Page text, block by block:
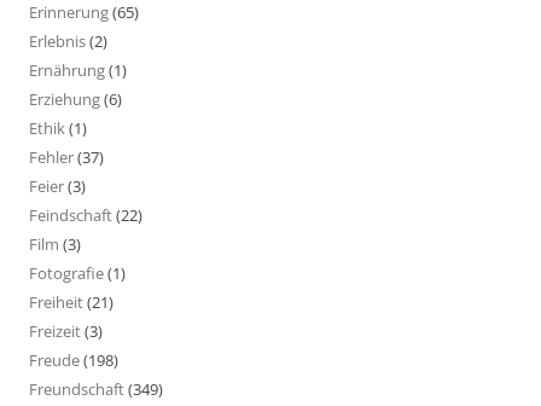
Erinnerung(65)
Erlebnis(2)
Ernährung(1)
Erziehung(6)
Ethik(1)
Fehler(37)
Feier(3)
Feindschaft(22)
Film (3)
Fotografie(1)
Freiheit(21)
Freizeit(3)
Freude(198)
Freundschaft(349)